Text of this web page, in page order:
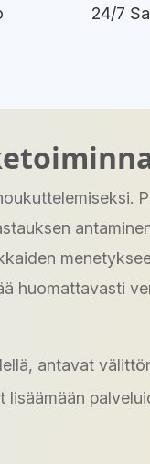
24/7
huomattavasti
antavat